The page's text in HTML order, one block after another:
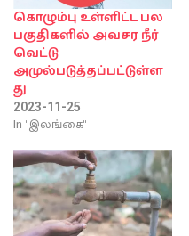
கொழும்பு உள்ளிட்ட பல
பகுதிகளில் அவசர நீர்
வெட்டு
அமுல்படுத்தப்பட்டுள்ள
து
2023-11-25
In "இலங்கை"